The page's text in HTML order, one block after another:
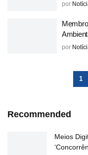
por
por
1
Recommended
Meios